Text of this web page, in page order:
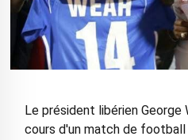
Le président libérien George
cours d'un match de